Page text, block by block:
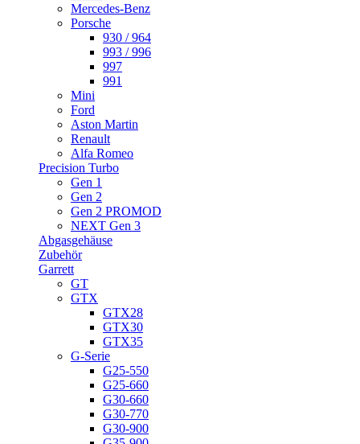
Mercedes-Benz
Porsche
930 / 964
993 / 996
997
991
Mini
Ford
Aston Martin
Renault
Alfa Romeo
Precision Turbo
Gen 1
Gen 2
Gen 2 PROMOD
NEXT Gen 3
Abgasgehäuse
Zubehör
Garrett
GT
GTX
GTX28
GTX30
GTX35
G-Serie
G25-550
G25-660
G30-660
G30-770
G30-900